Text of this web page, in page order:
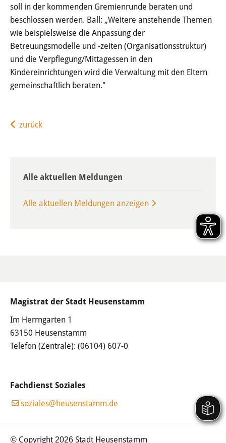
soll in der kommenden Gremienrunde beraten und
beschlossen werden. Ball: „Weitere anstehende Themen
wie beispielsweise die Anpassung der
Betreuungsmodelle und -zeiten (Organisationsstruktur)
und die Verpflegung/Mittagessen in den
Kindereinrichtungen wird die Verwaltung mit den Eltern
gemeinschaftlich beraten."
zurück
Alle aktuellen Meldungen
Alle aktuellen Meldungen anzeigen
Magistrat der Stadt Heusenstamm
Im Herrngarten 1
63150 Heusenstamm
Telefon (Zentrale): (06104) 607-0
Fachdienst Soziales
soziales@heusenstamm.de
© Copyright 2026 Stadt Heusenstamm
Videos
Kinderstadtplan
Galerien
KARRIERE